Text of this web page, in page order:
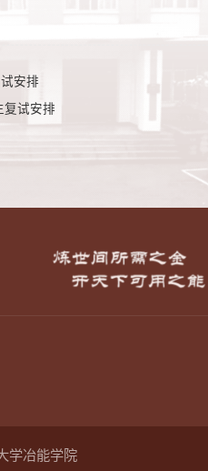
安排
复试安排
学冶能学院